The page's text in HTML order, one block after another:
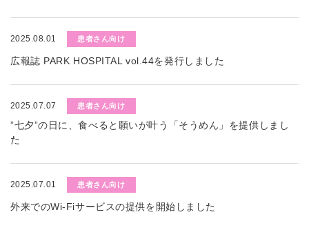
2025.08.01 患者さん向け
広報誌 PARK HOSPITAL vol.44を発行しました
2025.07.07 患者さん向け
”七夕”の日に、食べると願いが叶う「そうめん」を提供しまし
た
2025.07.01 患者さん向け
外来でのWi-Fiサービスの提供を開始しました